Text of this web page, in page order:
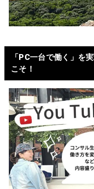
「PC一台で働く」を
こそ！